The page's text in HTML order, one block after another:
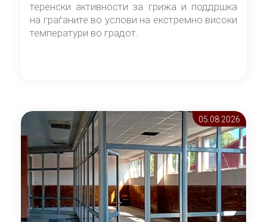
теренски активности за грижа и поддршка
на граѓаните во услови на екстремно високи
температури во градот.
05.08 2026